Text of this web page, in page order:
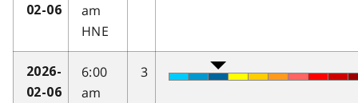
02-06
am
HNE
2026-
02-06
6:00
am
3